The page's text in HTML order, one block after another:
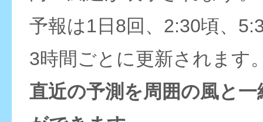
予報は1日8回、2:30頃、
3時間ごとに更新されます
直近の予測を周囲の風と